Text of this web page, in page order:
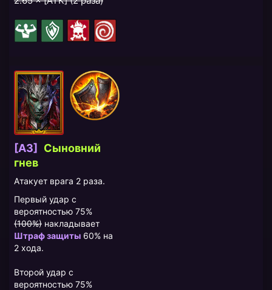
[A3]
Сыновний
гнев
Атакует врага 2 раза.
Первый удар с
вероятностью 75%
(100%) накладывает
Штраф защиты 60% на
2 хода.
Второй удар с
вероятностью 75%